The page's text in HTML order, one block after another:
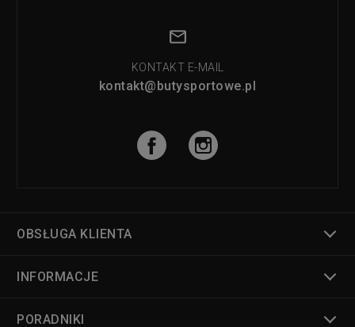
KONTAKT E-MAIL
kontakt@butysportowe.pl
OBSŁUGA KLIENTA
INFORMACJE
PORADNIKI